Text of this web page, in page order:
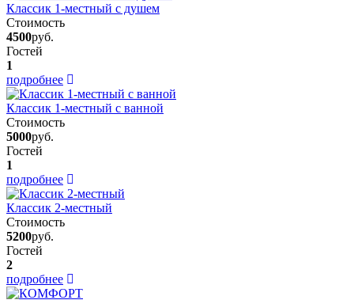
Классик 1-местный с душем
Стоимость
4500руб.
Гостей
1
подробнее
Классик 1-местный с ванной
Стоимость
5000руб.
Гостей
1
подробнее
Классик 2-местный
Стоимость
5200руб.
Гостей
2
подробнее